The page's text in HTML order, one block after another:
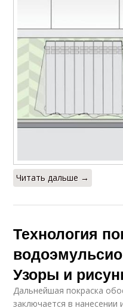
Читать дальше →
Технология
Узоры и
Дальнейшая покраска
заключается в